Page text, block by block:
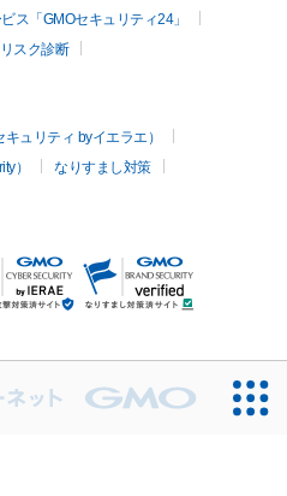
ス「GMOセキュリティ24」
スク診断
ュリティ byイエラエ）
）
なりすまし対策